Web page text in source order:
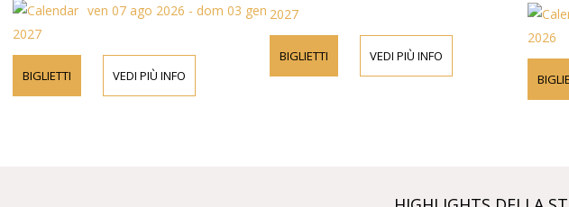
ven 07 ago 2026 - dom 03 gen
2027
BIGLIETTI VEDI PIÙ INFO
2027
BIGLIETTI VEDI PIÙ INFO
2026